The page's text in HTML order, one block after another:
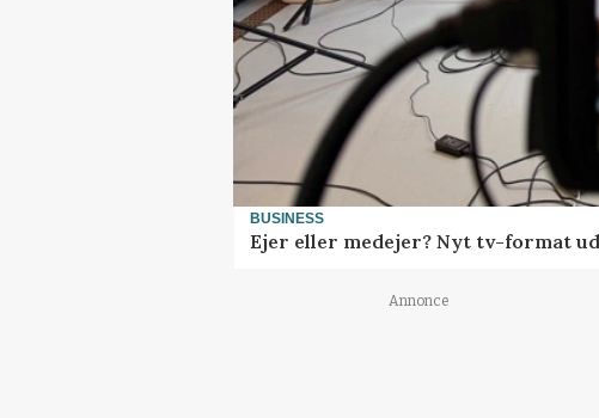
BUSINESS
Ejer eller medejer? Nyt tv-format
Annonce